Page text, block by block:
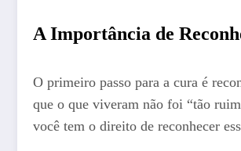
A Importância de
O primeiro passo para a cura é
que o que viveram não foi “tão
você tem o direito de reconhecer